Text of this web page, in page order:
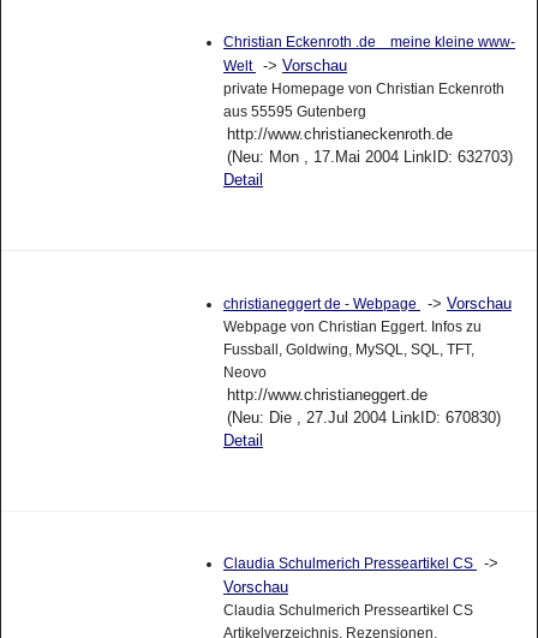
Christian Eckenroth .de meine kleine www-
Welt -> Vorschau
private Homepage von Christian Eckenroth
aus 55595 Gutenberg
http://www.christianeckenroth.de
(Neu: Mon , 17.Mai 2004 LinkID: 632703)
Detail
christianeggert de - Webpage -> Vorschau
Webpage von Christian Eggert. Infos zu
Fussball, Goldwing, MySQL, SQL, TFT,
Neovo
http://www.christianeggert.de
(Neu: Die , 27.Jul 2004 LinkID: 670830)
Detail
Claudia Schulmerich Presseartikel CS
->
Vorschau
Claudia Schulmerich Presseartikel CS
Artikelverzeichnis, Rezensionen,